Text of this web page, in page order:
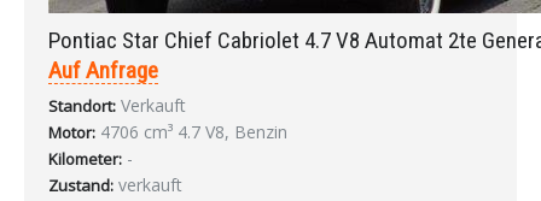
Pontiac Star Chief Cabriolet 4.7 V8 Automat 2te
Auf Anfrage
Standort: Verkauft
Motor: 4706 cm³ 4.7 V8, Benzin
Kilometer: -
Zustand: verkauft